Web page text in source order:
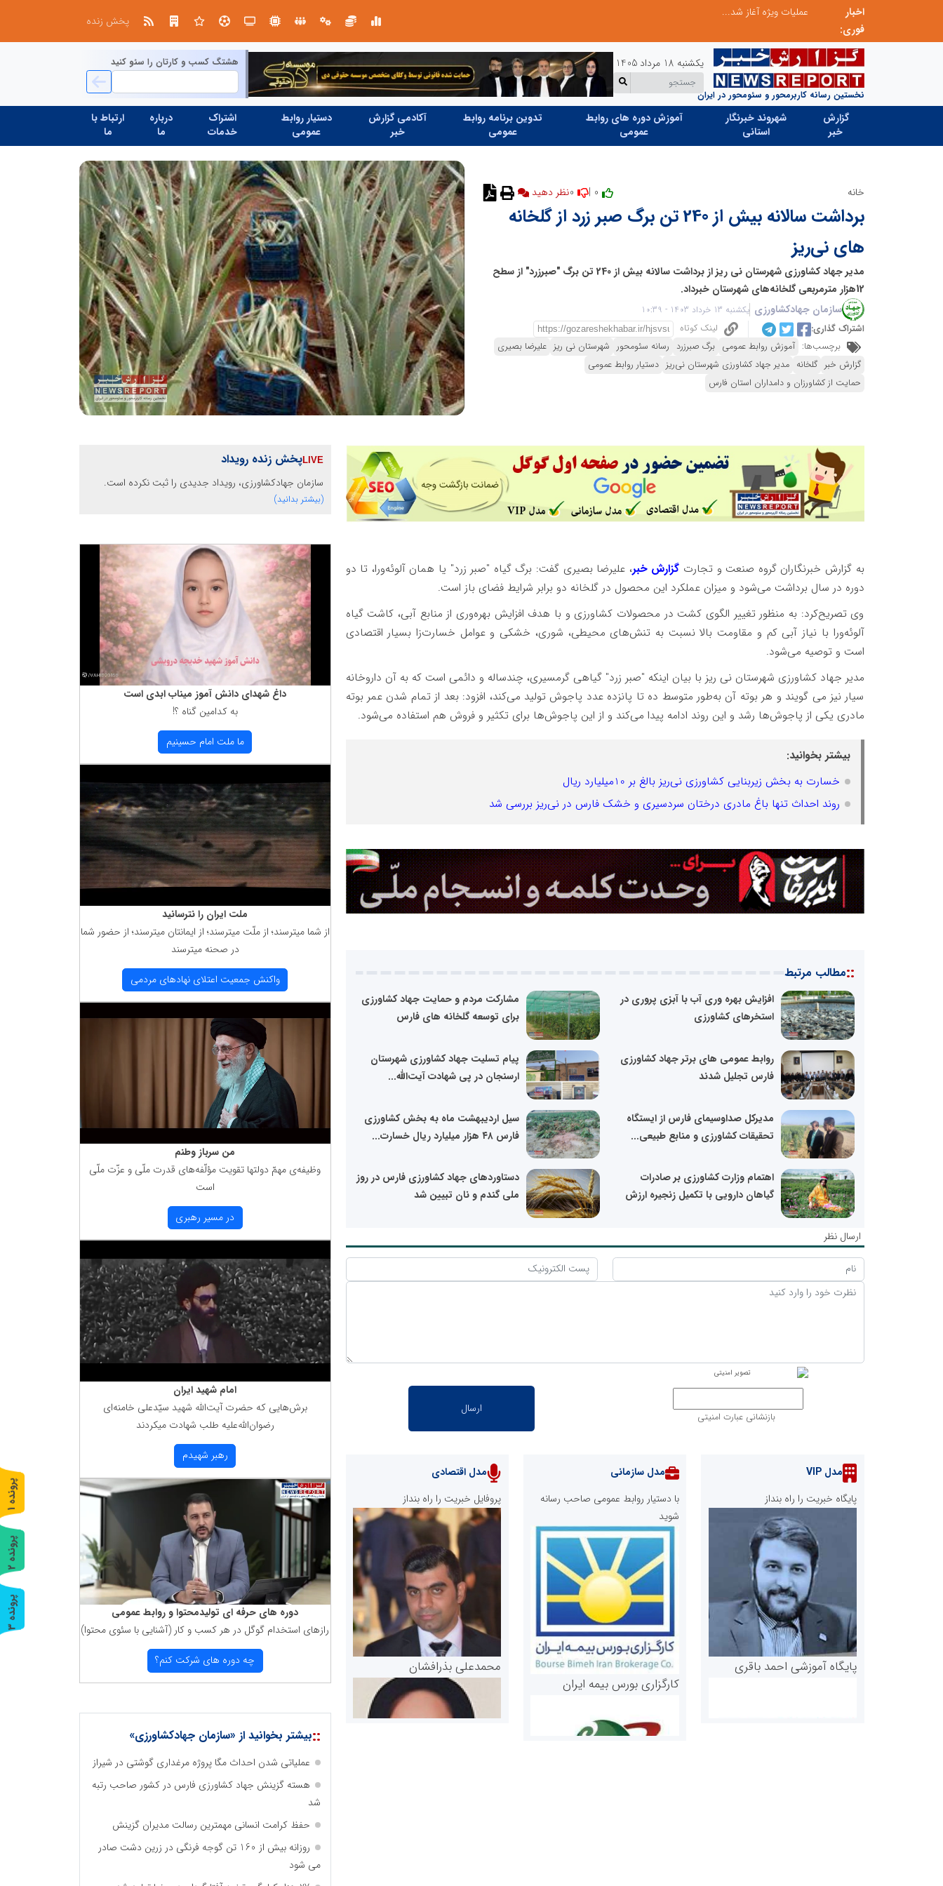
اخبار
فوری:
عملیات ویژه آغاز شد... خانه با نور، صمیمی‌تر می‌شود
پخش زنده
نخستین رسانه کاربرمحور و سئومحور در ایران
یکشنبه 18 مرداد 1405 هشتگ کسب و کارتان را سئو کنید
گزارش
خبر
شهروند خبرنگار
استانی
آموزش دوره های روابط
عمومی
تدوین برنامه روابط
عمومی
آکادمی گزارش
خبر
دستیار روابط
عمومی
اشتراک
خدمات
درباره
ما
ارتباط با
ما
خانه
برداشت سالانه بیش از 240 تن برگ صبر زرد از گلخانه
های نی‌ریز
مدیر جهاد کشاورزی شهرستان نی ریز از برداشت سالانه بیش از 240 تن برگ "صبرزرد" از سطح
12هزار مترمربعی گلخانه‌های شهرستان خبرداد.
سازمان جهادکشاورزی یکشنبه 13 خرداد 1403 - 10:39
اشتراک گذاری:
لینک کوتاه
برچسب‌ها: آموزش روابط عمومی برگ صبرزرد رسانه سئومحور شهرستان نی ریز علیرضا بصیری
گزارش خبر گلخانه مدیر جهاد کشاورزی شهرستان نی‌ریز دستیار روابط عمومی
حمایت از کشاورزان و دامداران استان فارس
به گزارش خبرنگاران گروه صنعت و تجارت گزارش خبر، علیرضا بصیری گفت: برگ گیاه "صبر زرد" یا همان آلوئه‌ورا، تا دو
دوره در سال برداشت می‌شود و میزان عملکرد این محصول در گلخانه دو برابر شرایط فضای باز است.
وی تصریح‌کرد: به منظور تغییر الگوی کشت در محصولات کشاورزی و با هدف افزایش بهره‌وری از منابع آبی، کاشت گیاه
آلوئه‌ورا با نیاز آبی کم و مقاومت بالا نسبت به تنش‌های محیطی، شوری، خشکی و عوامل خسارت‌زا بسیار اقتصادی
است و توصیه می‌شود.
مدیر جهاد کشاورزی شهرستان نی ریز با بیان اینکه "صبر زرد" گیاهی گرمسیری، چندساله و دائمی است که به آن داروخانه
سیار نیز می گویند و هر بوته آن به‌طور متوسط ده تا پانزده عدد پاجوش تولید می‌کند، افزود: بعد از تمام شدن عمر بوته
مادری یکی از پاجوش‌ها رشد و این روند ادامه پیدا می‌کند و از این پاجوش‌ها برای تکثیر و فروش هم استفاده می‌شود.
بیشتر بخوانید:
خسارت به بخش زیربنایی کشاورزی نی‌ریز بالغ بر 10میلیارد ریال
روند احداث تنها باغ مادری درختان سردسیری و خشک فارس در نی‌ریز بررسی شد
::مطالب مرتبط
افزایش بهره وری آب با آبزی پروری در
استخرهای کشاورزی
مشارکت مردم و حمایت جهاد کشاورزی
برای توسعه گلخانه های فارس
روابط عمومی های برتر جهاد کشاورزی
فارس تجلیل شدند
پیام تسلیت جهاد کشاورزی شهرستان
ارسنجان در پی شهادت آیت‌الله...
مدیرکل صداوسیمای فارس از ایستگاه
تحقیقات کشاورزی و منابع طبیعی...
سیل اردیبهشت ماه به بخش کشاورزی
فارس ۴۸ هزار میلیارد ریال خسارت...
اهتمام وزارت کشاورزی بر صادرات
گیاهان دارویی با تکمیل زنجیره ارزش
دستاوردهای جهاد کشاورزی فارس در روز
ملی گندم و نان تبیین شد
ارسال نظر
بازنشانی عبارت امنیتی
مدل VIP
پایگاه خبریت را راه بنداز
پایگاه آموزشی احمد باقری
مدل سازمانی
با دستیار روابط عمومی صاحب رسانه
شوید
کارگزاری بورس بیمه ایران
مدل اقتصادی
پروفایل خبریت را راه بنداز
محمدعلی بذرافشان
پخش زنده رویداد
سازمان جهادکشاورزی، رویداد جدیدی را ثبت نکرده است.
(بیشتر بدانید)
داغ شهدای دانش آموز میناب ابدی است
به كدامین گناه ؟!
ما ملت امام حسینیم
ملت ایران را نترسانید
از شما میترسند؛ از ملّت میترسند؛ از ایمانتان میترسند؛ از حضور شما
در صحنه میترسند
واكنش جمعیت اعتلای نهادهای مردمی
من سرباز وطنم
وظیفه‌ی مهمّ دولتها تقویت مؤلّفه‌های قدرت ملّی و عزّت ملّی
است
در مسیر رهبری
امام شهید ایران
برش‌هایی كه حضرت آیت‌الله شهید سیّدعلی خامنه‌ای
رضوان‌الله‌علیه طلب شهادت میكردند
رهبر شهیدم
دوره های حرفه ای تولیدمحتوا و روابط عمومی
رازهای استخدام گوگل در هر كسب و كار (آشنایی با سئوی محتوا)
چه دوره های شركت كنم؟
::بیشتر بخوانید از «سازمان جهادکشاورزی»
عملیاتی شدن احداث مگا پروژه مرغداری گوشتی در شیراز
هسته گزینش جهاد کشاورزی فارس در کشور صاحب رتبه
شد
حفظ کرامت انسانی مهمترین رسالت مدیران گزینش
روزانه بیش از 160 تن گوجه فرنگی در زرین دشت صادر
می شود
پ
ر
و
ن
د
ه
1
پ
ر
و
ن
د
ه
2
پ
ر
و
ن
د
ه
3